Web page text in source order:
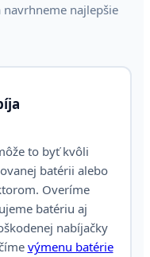
najlepšie
to byť kvôli
batérii alebo
Overíme
batériu aj
nabíjačky
výmenu batérie